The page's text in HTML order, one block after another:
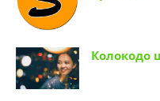
Колокодо